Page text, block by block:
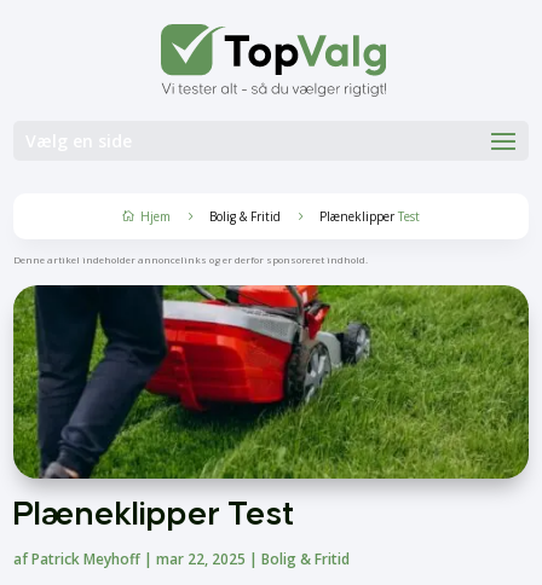
 Hjem 5 Bolig & Fritid 5 PlæneklipperTest
Denne artikel indeholder annoncelinks og er derfor sponsoreret indhold.
Plæneklipper Test
afPatrick Meyhoff |mar 22, 2025 |Bolig & Fritid